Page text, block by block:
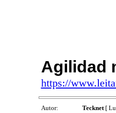
Agilidad
https://
Autor: Tecknet[